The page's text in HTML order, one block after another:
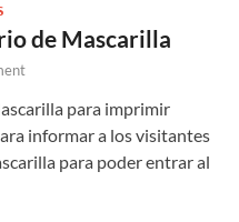
de Mascarilla
para imprimir
informar a los visitantes
para poder entrar al